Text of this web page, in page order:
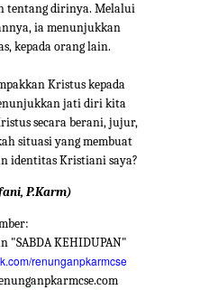
tentang dirinya. Melalui
ia menunjukkan
kepada orang lain.
Kristus kepada
jati diri kita
secara berani, jujur,
situasi yang membuat
identitas Kristiani saya?
P.Karm)
"SABDA KEHIDUPAN"
renunganpkarmcse